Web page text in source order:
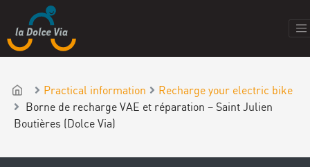
Practical information
Recharge your electric bike
Borne de recharge VAE et réparation – Saint Julien
Boutières (Dolce Via)